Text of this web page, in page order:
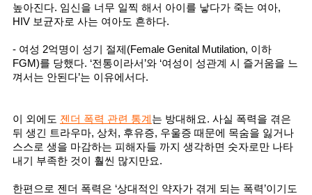
높아진다. 임신을 너무 일찍 해서 아이를 낳다가 죽는 여아,
HIV 보균자로 사는 여아도 흔하다.
- 여성 2억명이 성기 절제(Female Genital Mutilation, 이하
FGM)를 당했다. ‘전통이라서’와 ‘여성이 성관계 시 즐거움을 느
껴서는 안된다’는 이유에서다.
이 외에도 젠더 폭력 관련 통계 는 방대해요. 사실 폭력을 겪은
뒤 생긴 트라우마, 상처, 후유증, 우울증 때문에 목숨을 잃거나
스스로 생을 마감하는 피해자들 까지 생각하면 숫자로만 나타
내기 부족한 것이 훨씬 많지만요.
한편으로 젠더 폭력은 ‘상대적인 약자가 겪게 되는 폭력’이기도